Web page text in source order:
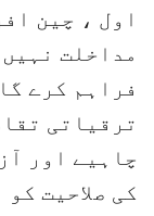
اول ، چین
مداخلت
فراہم کرے
ترقیاتی
چاہیے اور
کی صلاحیت